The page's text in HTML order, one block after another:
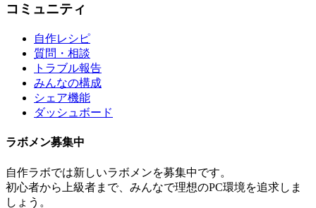
コミュニティ
自作レシピ
質問・相談
トラブル報告
みんなの構成
シェア機能
ダッシュボード
ラボメン募集中
自作ラボでは新しいラボメンを募集中です。
初心者から上級者まで、みんなで理想のPC環境を追求しま
しょう。